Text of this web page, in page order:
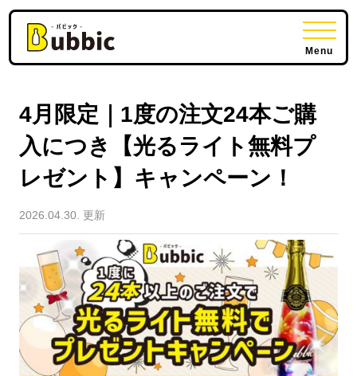
Menu
4月限定｜1度の注文24本ご購
入につき【光るライト無料プ
レゼント】キャンペーン！
2026.04.30. 更新